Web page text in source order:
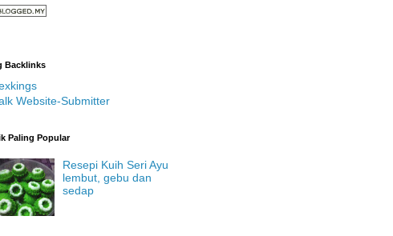
Backlinks
Website-Submitter
Paling Popular
Resepi Kuih Seri Ayu
lembut, gebu dan
sedap